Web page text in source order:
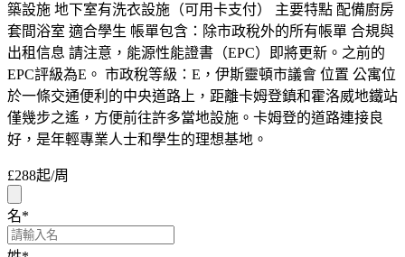
築設施 地下室有洗衣設施（可用卡支付） 主要特點 配備廚房
套間浴室 適合學生 帳單包含：除市政稅外的所有帳單 合規與
出租信息 請注意，能源性能證書（EPC）即將更新。之前的
EPC評級為E。 市政稅等級：E，伊斯靈頓市議會 位置 公寓位
於一條交通便利的中央道路上，距離卡姆登鎮和霍洛威地鐵站
僅幾步之遙，方便前往許多當地設施。卡姆登的道路連接良
好，是年輕專業人士和學生的理想基地。
£288起/周
名*